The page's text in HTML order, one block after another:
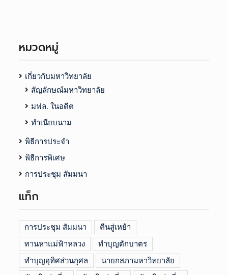
หมวดหมู่
เกี่ยวกับมหาวิทยาลัย
สัญลักษณ์มหาวิทยาลัย
มฟล. ในอดีต
ทำเนียบนาม
พิธีการประจำ
พิธีการพิเศษ
การประชุม สัมมนา
แท็ก
การประชุม สัมมนา คืนสู่เหย้า
ทานหาแม่ฟ้าหลวง ทำบุญตักบาตร
ทำบุญอุทิศส่วนกุศล นายกสภามหาวิทยาลัย